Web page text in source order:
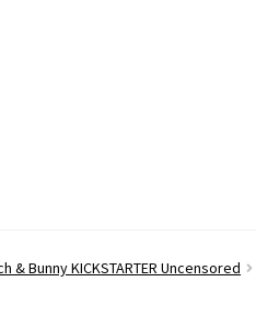
& Bunny KICKSTARTER Uncensored